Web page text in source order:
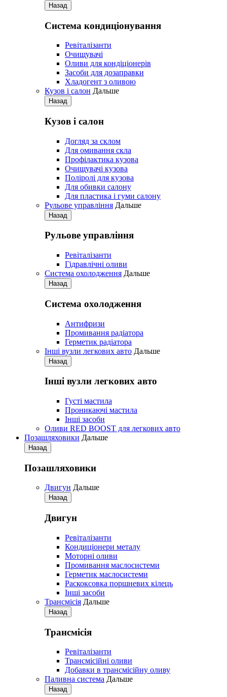
Назад
Система кондиціонування
Pевіталізанти
Очищувачі
Оливи для кондіціонерів
Засоби для дозаправки
Хладогент з оливою
Кузов і салон Дальше
Назад
Кузов і салон
Догляд за склом
Для омивання скла
Профілактика кузова
Очищувачі кузова
Поліролі для кузова
Для обивки салону
Для пластика і гуми салону
Рульове управління Дальше
Назад
Рульове управління
Ревіталізанти
Гідравлічні оливи
Система охолодження Дальше
Назад
Система охолодження
Антифризи
Промивання радіатора
Герметик радіатора
Iнші вузли легкових авто Дальше
Назад
Iнші вузли легкових авто
Густі мастила
Проникаючі мастила
Iнші засоби
Оливи RED BOOST для легкових авто
Позашляховики Дальше
Назад
Позашляховики
Двигун Дальше
Назад
Двигун
Ревіталізанти
Кондиціонери металу
Моторні оливи
Промивання маслосистеми
Герметик маслосистеми
Раскоксовка поршневих кілець
Iнші засоби
Трансмісія Дальше
Назад
Трансмісія
Ревіталізанти
Трансмісійні оливи
Добавки в трансмісійну оливу
Паливна система Дальше
Назад